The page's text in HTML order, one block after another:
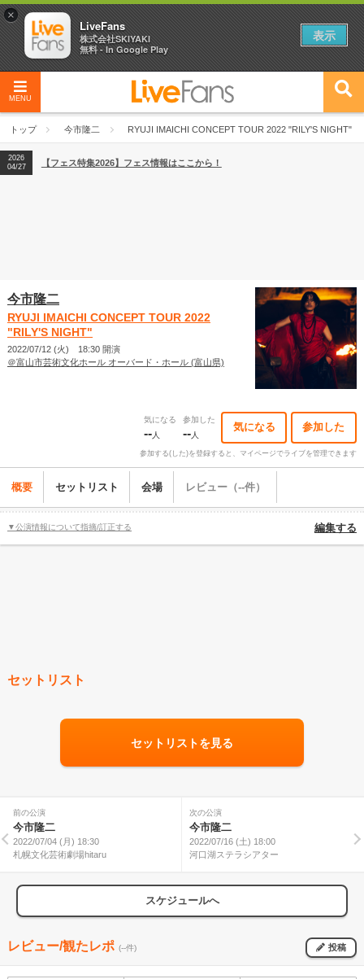
MENU
トップ 今市隆二 RYUJI IMAICHI CONCEPT TOUR 2022 "RILY'S NIGHT"
2026
04/27
2026
【ライブ動員ランキング】2026年上半期編発表！
2026
04/27
【フェス特集2026】フェス情報はここから！
今市隆二
RYUJI IMAICHI CONCEPT TOUR 2022
"RILY'S NIGHT"
2022/07/12 (火) 18:30 開演
＠富山市芸術文化ホール オーバード・ホール (富山県)
気になる
--人
参加した
--人
気になる 参加した
参加する(した)を登録すると、マイページでライブを管理できます
概要 セットリスト 会場 レビュー（--件）
▼公演情報について指摘/訂正する 編集する
セットリスト
セットリストを見る
前の公演
今市隆二
2022/07/04 (月) 18:30
札幌文化芸術劇場hitaru
次の公演
今市隆二
2022/07/16 (土) 18:00
河口湖ステラシアター
スケジュールへ
レビュー/観たレポ (--件) 投稿
×
LiveFans
株式会社SKIYAKI
無料 - In Google Play
表示